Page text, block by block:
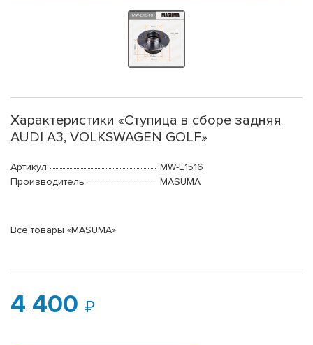
Характеристики «Ступица в сборе задняя
AUDI A3, VOLKSWAGEN GOLF»
Артикул
MW-E1516
Производитель
MASUMA
Все товары «MASUMA»
4 400